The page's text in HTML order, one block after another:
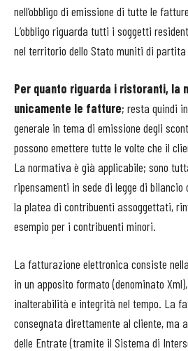
nell’obbligo di emissione di tutte le
L’obbligo riguarda tutti i soggetti
nel territorio dello Stato muniti di
Per quanto riguarda i ristoranti, la
unicamente le fatture; resta quindi
generale in tema di emissione degli
possono emettere tutte le volte che il
La normativa è già applicabile; sono
ripensamenti in sede di legge di bilancio
la platea di contribuenti assoggettati,
esempio per i contribuenti minori.
La fatturazione elettronica consiste
in un apposito formato (denominato
inalterabilità e integrità nel tempo. La
consegnata direttamente al cliente, ma
delle Entrate (tramite il Sistema di